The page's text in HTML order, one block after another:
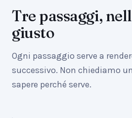
Tre passaggi,
giusto
Ogni passaggio serve a
successivo. Non chiediamo
sapere perché serve.